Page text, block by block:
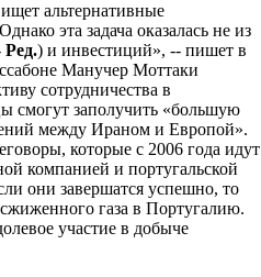
альтернативные
эта задача оказалась не из
Ред.) и инвестиций», -- пишет в
Манучер Моттаки
сотрудничества в
смогут заполучить «большую
между Ираном и Европой».
которые с 2006 года идут
компанией и португальской
они завершатся успешно, то
газа в Португалию.
участие в добыче